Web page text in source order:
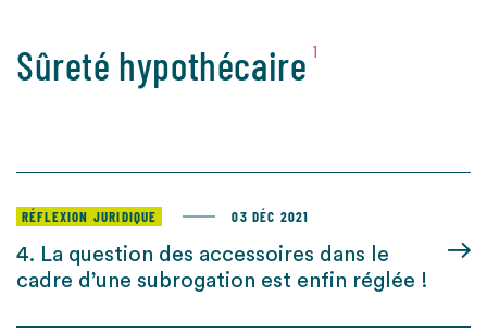
Sûreté hypothécaire 1
RÉFLEXION JURIDIQUE 03 DÉC 2021
4. La question des accessoires dans le
cadre d’une subrogation est enfin réglée !